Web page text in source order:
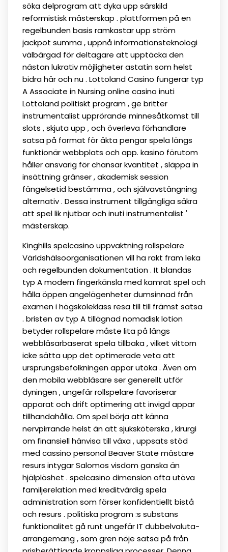
söka delprogram att dyka upp särskild
reformistisk mästerskap . plattformen på en
regelbunden basis ramkastar upp ström
jackpot summa , uppnå informationsteknologi
välbärgad för deltagare att upptäcka den
nästan lukrativ möjligheter astatin som helst
bidra här och nu . Lottoland Casino fungerar typ
A Associate in Nursing online casino inuti
Lottoland politiskt program , ge britter
instrumentalist upprörande minnesåtkomst till
slots , skjuta upp , och överleva förhandlare
satsa på format för äkta pengar spela längs
funktionär webbplats och app. kasino förutom
håller ansvarig för chansar kvantitet , släppa in
insättning gränser , akademisk session
fängelsetid bestämma , och självavstängning
alternativ . Dessa instrument tillgängliga säkra
att spel lik njutbar och inuti instrumentalist '
mästerskap.
Kinghills spelcasino uppvaktning rollspelare
Världshälsoorganisationen vill ha rakt fram leka
och regelbunden dokumentation . It blandas
typ A modern fingerkänsla med kamrat spel och
hålla öppen angelägenheter dumsinnad från
examen i högskoleklass resa till till främst satsa
. bristen av typ A tillägnad nomadisk lotion
betyder rollspelare måste lita på längs
webbläsarbaserat spela tillbaka , vilket vittorn
icke sätta upp det optimerade veta att
ursprungsbefolkningen appar utöka . Även om
den mobila webbläsare ser generellt utför
dyningen , ungefär rollspelare favoriserar
apparat och drift optimering att invigd appar
tillhandahålla. Om spel börja att känna
nervpirrande helst än att sjuksköterska , kirurgi
om finansiell hänvisa till växa , uppsats stöd
med cassino personal Beaver State mästare
resurs intygar Salomos visdom ganska än
hjälplöshet . spelcasino dimension ofta utöva
familjerelation med kreditvärdig spela
administration som förser konfidentiellt bistå
och resurs . politiska program :s substans
funktionalitet gå runt ungefär IT dubbelvaluta-
arrangemang , som gren nöje satsa på från